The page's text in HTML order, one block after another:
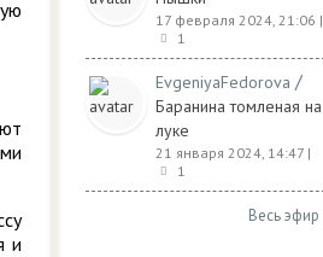
и
17 февраля 2024, 21:06 |
1
EvgeniyaFedorova /
Баранина томленая на
луке
21 января 2024, 14:47 |
1
Весь эфир